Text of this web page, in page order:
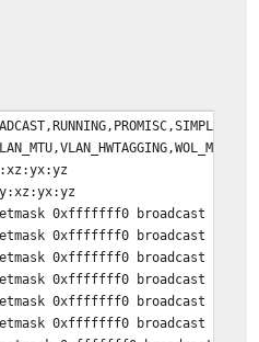
0xfffffff0 broadcast
0xfffffff0 broadcast
0xfffffff0 broadcast
0xfffffff0 broadcast
0xfffffff0 broadcast
0xfffffff0 broadcast